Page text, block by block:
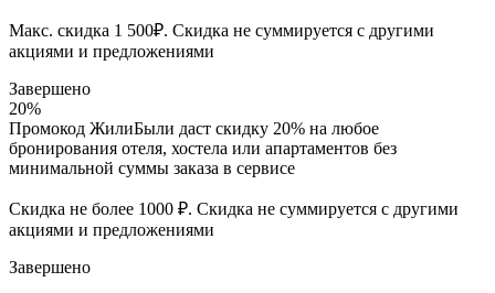
Макс. скидка 1 500₽. Скидка не суммируется с другими
акциями и предложениями
Завершено
20%
Промокод ЖилиБыли даст скидку 20% на любое
бронирования отеля, хостела или апартаментов без
минимальной суммы заказа в сервисе
Скидка не более 1000 ₽. Скидка не суммируется с другими
акциями и предложениями
Завершено